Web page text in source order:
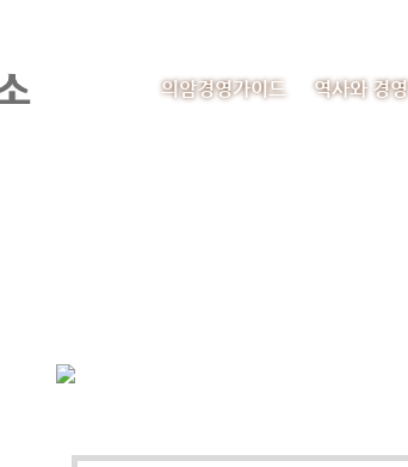
의암경영가이드 역사와 경영